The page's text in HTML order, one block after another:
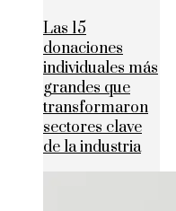
Las 15
donaciones
individuales más
grandes que
transformaron
sectores clave
de la industria